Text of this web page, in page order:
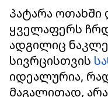
პატარა
ყველაფერს
ადგილიც
სივრცისთვის
იდეალურია,
მაგალითად,